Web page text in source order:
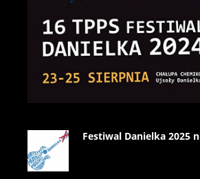
Festiwal Danielka 2025